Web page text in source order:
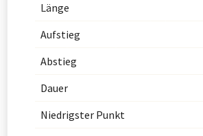
Länge
Aufstieg
Abstieg
Dauer
Niedrigster Punkt